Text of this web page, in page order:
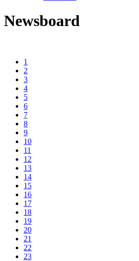
Newsboard
1
2
3
4
5
6
7
8
9
10
11
12
13
14
15
16
17
18
19
20
21
22
23